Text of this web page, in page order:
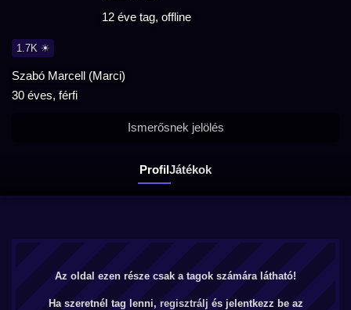
12 éve tag, offline
1.7K ☀
Szabó Marcell (Marci)
30 éves, férfi
ProfilJátékok
Ismerősnek jelölés
Az oldal ezen része csak a tagok számára látható!
Ha szeretnél tag lenni, regisztrálj és jelentkezz be az